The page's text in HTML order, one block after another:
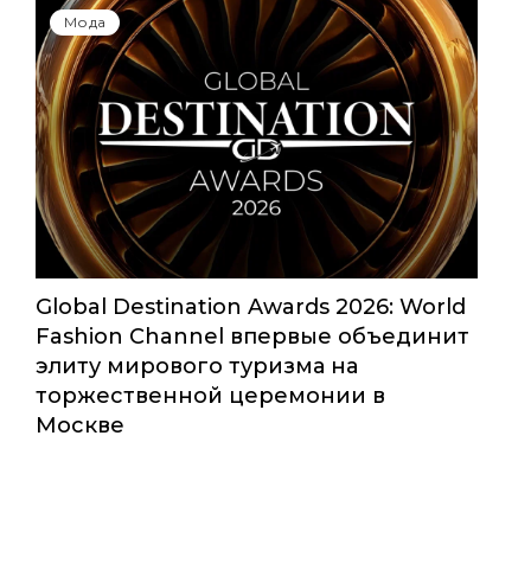
Мода
Global Destination Awards 2026: World
Fashion Channel впервые объединит
элиту мирового туризма на
торжественной церемонии в
Москве